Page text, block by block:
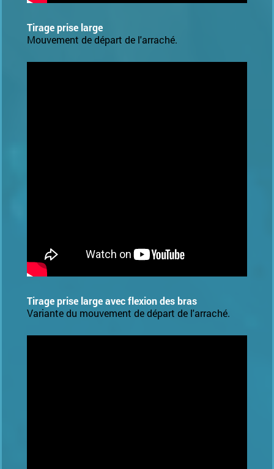
Tirage prise large
Mouvement de départ de l'arraché.
Tirage prise large avec flexion des bras
Variante du mouvement de départ de l'arraché.